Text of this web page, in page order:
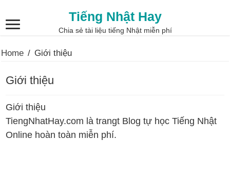
Tiếng Nhật Hay
Chia sẻ tài liệu tiếng Nhật miễn phí
Home / Giới thiệu
Giới thiệu
Giới thiệu
TiengNhatHay.com là trangt Blog tự học Tiếng Nhật
Online hoàn toàn miễn phí.